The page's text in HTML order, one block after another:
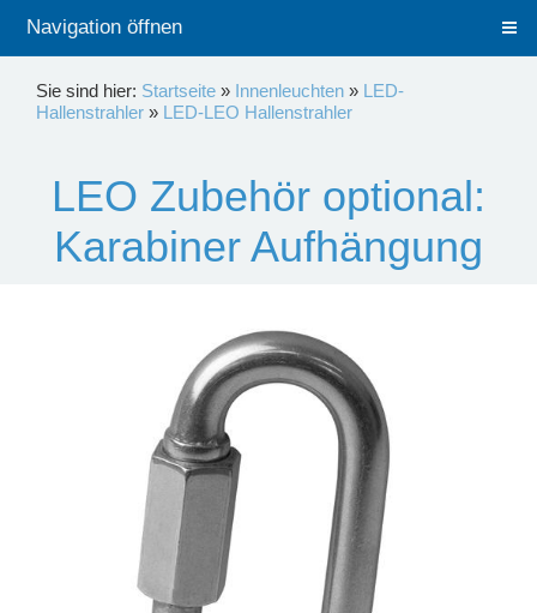
Navigation öffnen
Sie sind hier: Startseite » Innenleuchten » LED-
Hallenstrahler » LED-LEO Hallenstrahler
LEO Zubehör optional:
Karabiner Aufhängung